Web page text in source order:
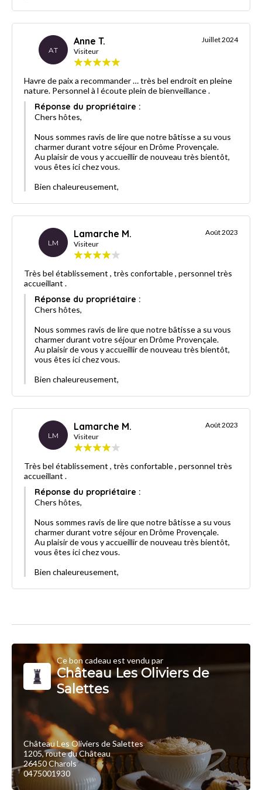
AT
Anne T.
Visiteur
Juillet 2024
Havre de paix a recommander … très bel endroit en pleine
nature. Personnel à l écoute plein de bienveillance .
Réponse du propriétaire :
Chers hôtes,
Nous sommes ravis de lire que notre bâtisse a su vous
charmer durant votre séjour en Drôme Provençale.
Au plaisir de vous y accueillir de nouveau très bientôt,
vous êtes ici chez vous.
Bien chaleureusement,
LM
Lamarche M.
Visiteur
Août 2023
Très bel établissement , très confortable , personnel très
accueillant .
Réponse du propriétaire :
Chers hôtes,
Nous sommes ravis de lire que notre bâtisse a su vous
charmer durant votre séjour en Drôme Provençale.
Au plaisir de vous y accueillir de nouveau très bientôt,
vous êtes ici chez vous.
Bien chaleureusement,
LM
Lamarche M.
Visiteur
Août 2023
Très bel établissement , très confortable , personnel très
accueillant .
Réponse du propriétaire :
Chers hôtes,
Nous sommes ravis de lire que notre bâtisse a su vous
charmer durant votre séjour en Drôme Provençale.
Au plaisir de vous y accueillir de nouveau très bientôt,
vous êtes ici chez vous.
Bien chaleureusement,
Ce bon cadeau est vendu par
Château Les Oliviers de
Salettes
Château Les Oliviers de Salettes
1205, route du Château
26450 Charols
0475001930